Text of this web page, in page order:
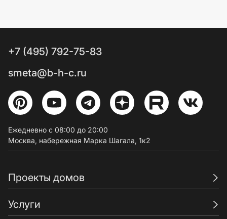
Проекты домов
Услуги
+7 (495) 792-75-83
smeta@b-h-c.ru
Ежедневно с 08:00 до 20:00
Москва, набережная Марка Шагала, 1к2